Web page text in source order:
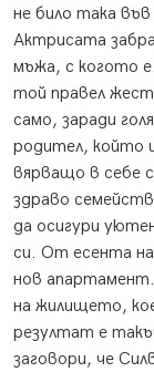
не било така
Актрисата
мъжа, с когото
той правел
само, заради
родител, който
вярващо в себе
здраво
да осигури
си. От есента
нов
на жилището,
резултат е
заговори, че